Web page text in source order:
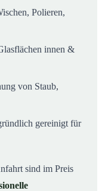
Polieren,
innen &
von Staub,
gereinigt für
sind im Preis